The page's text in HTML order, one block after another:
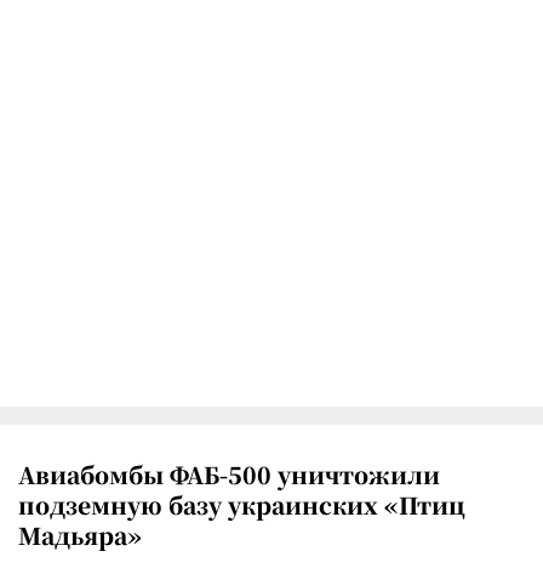
Авиабомбы ФАБ-500 уничтожили
подземную базу украинских «Птиц
Мадьяра»